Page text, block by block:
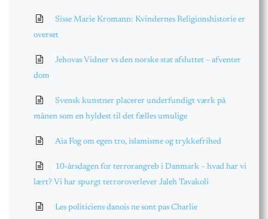
Sisse Marie Kromann: Kvindernes Religionshistorie er
overset
Jehovas Vidner vs den norske stat afsluttet – afventer
dom
Svensk kunstner placerer underfundigt værk på
månen som en hyldest til det fælles umulige
Aia Fog om egen tro, islamisme og trykkefrihed
10-årsdagen for terrorangreb i Danmark – hvad har vi
lært? Vi har spurgt terroroverlever Jaleh Tavakoli
Les politiciens danois ne sont pas Charlie